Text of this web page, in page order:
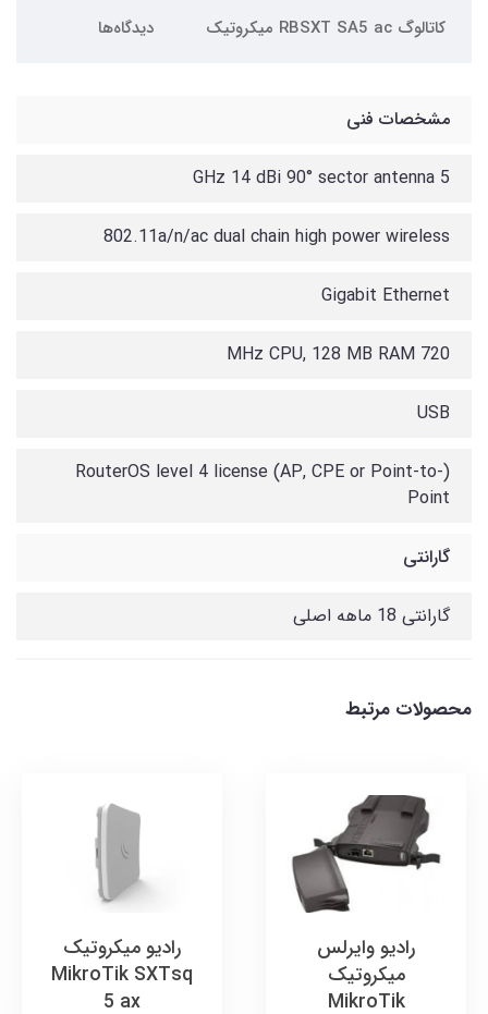
کاتالوگ RBSXT SA5 ac میکروتیک دیدگاه‌ها
مشخصات فنی
5 GHz 14 dBi 90° sector antenna
802.11a/n/ac dual chain high power wireless
Gigabit Ethernet
720 MHz CPU, 128 MB RAM
USB
(RouterOS level 4 license (AP, CPE or Point-to-
Point
گارانتی
گارانتی 18 ماهه اصلی
محصولات مرتبط
رادیو وایرلس
میکروتیک
MikroTik
رادیو میکروتیک
MikroTik SXTsq
5 ax